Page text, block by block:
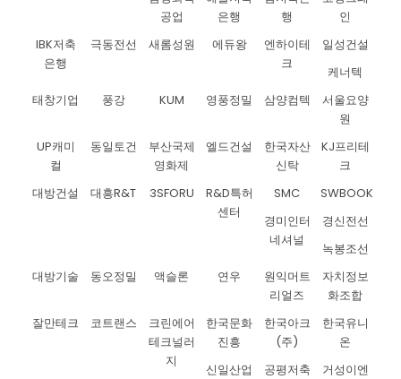
공업
은행
행
인
IBK저축
은행
극동전선 새롬성원 에듀왕
엔하이테
크
일성건설
케너텍
태창기업
풍강 KUM 영풍정밀 삼양컴텍
서울요양
원
UP캐미
컬
동일토건
부산국제
영화제
엘드건설
한국자산
신탁
KJ프리테
크
대방건설
대흥R&T 3SFORU
R&D특허
센터
SMC
SWBOOK
경미인터
네셔널
경신전선
녹봉조선
대방기술
동오정밀 액슬론 연우
원익머트
리얼즈
자치정보
화조합
잘만테크
코트랜스
크린에어
테크널러
지
한국문화
진흥
한국아크
(주)
한국유니
온
신일산업
공평저축
거성이엔